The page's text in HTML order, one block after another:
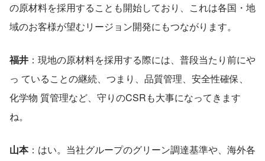
の原材料を採用することも開始しており、これは各国・地
域のお客様が望むリージョン開発にもつながります。
福井 ：現地の原材料を採用する際には、普段当たり前にや
っ ていることの継続、つまり、品質管理、安全性確保、
化学物 質管理など、守りのCSRも大事になってきます
ね。
山本：はい。当社グループのグリーン調達基準や、海外各